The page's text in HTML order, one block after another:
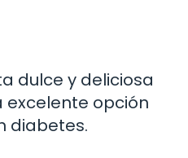
dulce y deliciosa
excelente opción
diabetes.